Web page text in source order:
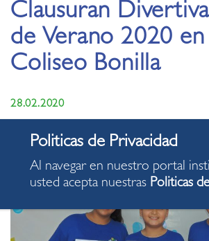
Clausuran
de Verano 2020 en
Coliseo Bonilla
28.02.2020
Al navegar en nuestro portal
usted acepta nuestras Politicas